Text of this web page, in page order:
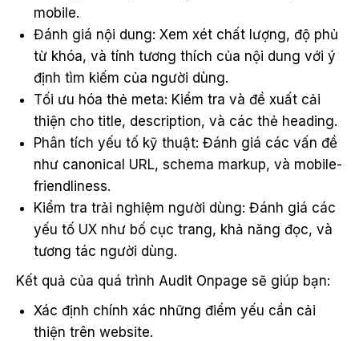
mobile.
Đánh giá nội dung: Xem xét chất lượng, độ phủ
từ khóa, và tính tương thích của nội dung với ý
định tìm kiếm của người dùng.
Tối ưu hóa thẻ meta: Kiểm tra và đề xuất cải
thiện cho title, description, và các thẻ heading.
Phân tích yếu tố kỹ thuật: Đánh giá các vấn đề
như canonical URL, schema markup, và mobile-
friendliness.
Kiểm tra trải nghiệm người dùng: Đánh giá các
yếu tố UX như bố cục trang, khả năng đọc, và
tương tác người dùng.
Kết quả của quá trình Audit Onpage sẽ giúp bạn:
Xác định chính xác những điểm yếu cần cải
thiện trên website.